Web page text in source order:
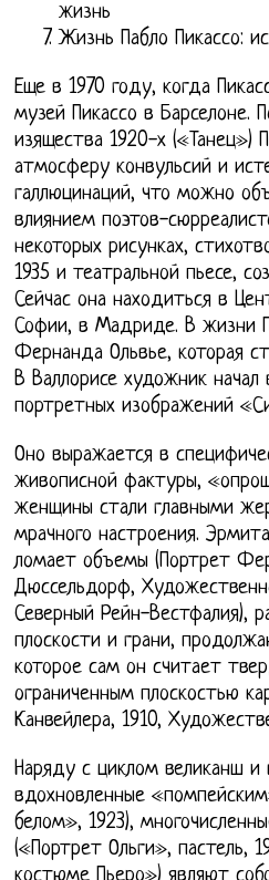
жизнь
Жизнь Пабло Пикассо:
Еще в 1970 году, когда
музей Пикассо в Барселоне.
изящества 1920-х («Танец»)
атмосферу конвульсий и
галлюцинаций, что можно
влиянием поэтов-
некоторых рисунках,
1935 и театральной пьесе,
Сейчас она находиться в
Софии, в Мадриде. В жизни
Фернанда Ольвье, которая
В Валлорисе художник начал
портретных изображений
Оно выражается в
живописной фактуры,
женщины стали главными
мрачного настроения.
ломает объемы (Портрет
Дюссельдорф,
Северный Рейн-Вестфалия),
плоскости и грани,
которое сам он считает
ограниченным плоскостью
Канвейлера, 1910,
Наряду с циклом великанш и
вдохновленные
белом», 1923),
(«Портрет Ольги», пастель,